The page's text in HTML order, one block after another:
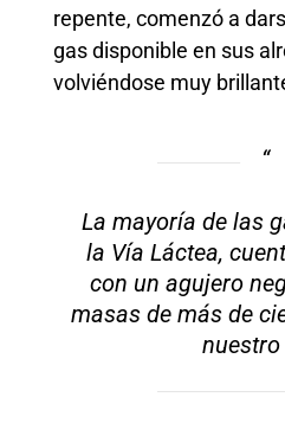
repente, comenzó a
gas disponible en sus
volviéndose muy
La mayoría de las
la Vía Láctea,
con un agujero
masas de más de
nuestro